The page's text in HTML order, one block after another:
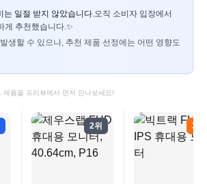
는 일절 받지 않았습니다.오직 소비자 입장에서
게 추천했습니다.✨
생할 수 있으나, 추천 제품 선정에는 어떤 영향도
제품을 프리뷰에서 먼저 만나보세요!
2위 3위